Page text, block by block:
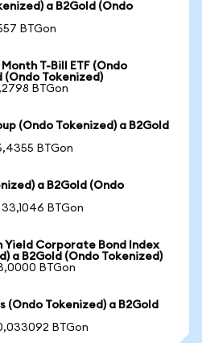
a B2Gold (Ondo
BTGon
T-Bill ETF (Ondo
(Ondo Tokenized)
BTGon
(Ondo Tokenized) a B2Gold
BTGon
a B2Gold (Ondo
BTGon
Yield Corporate Bond Index
a B2Gold (Ondo Tokenized)
BTGon
(Ondo Tokenized) a B2Gold
BTGon